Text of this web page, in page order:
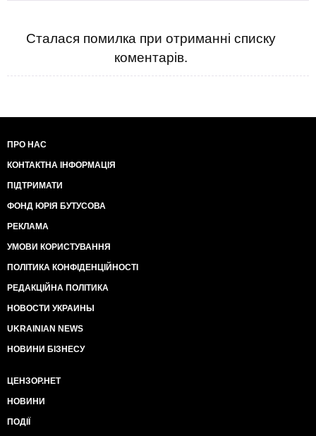
Сталася помилка при отриманні списку
коментарів.
ПРО НАС
КОНТАКТНА ІНФОРМАЦІЯ
ПІДТРИМАТИ
ФОНД ЮРІЯ БУТУСОВА
РЕКЛАМА
УМОВИ КОРИСТУВАННЯ
ПОЛІТИКА КОНФІДЕНЦІЙНОСТІ
РЕДАКЦІЙНА ПОЛІТИКА
НОВОСТИ УКРАИНЫ
UKRAINIAN NEWS
НОВИНИ БІЗНЕСУ
ЦЕНЗОР.НЕТ
НОВИНИ
ПОДІЇ